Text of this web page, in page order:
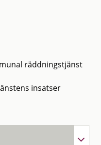
räddningstjänst
insatser